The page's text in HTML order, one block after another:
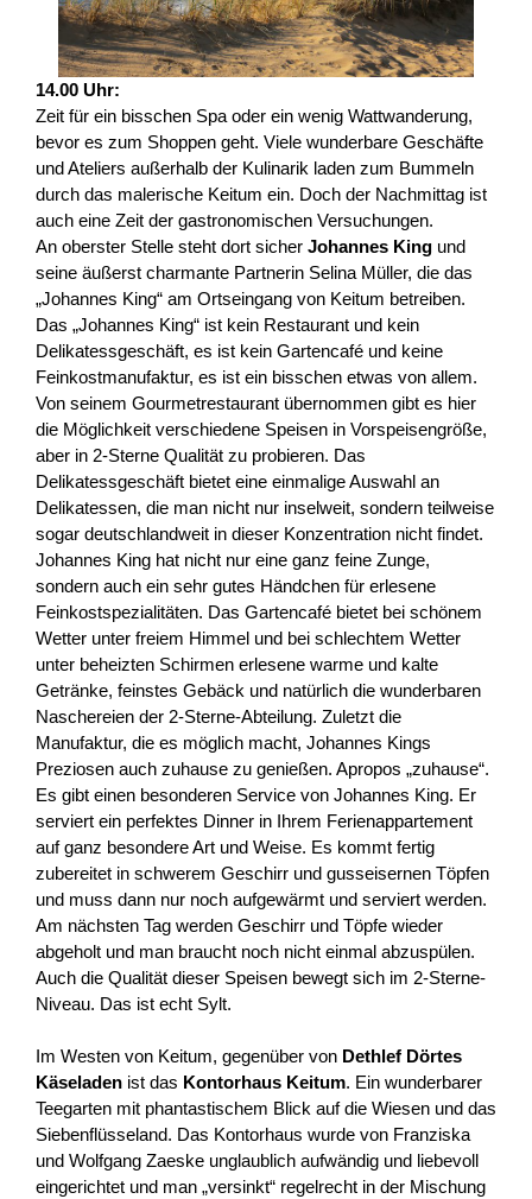
14.00 Uhr:
Zeit für ein bisschen Spa oder ein wenig Wattwanderung,
bevor es zum Shoppen geht. Viele wunderbare Geschäfte
und Ateliers außerhalb der Kulinarik laden zum Bummeln
durch das malerische Keitum ein. Doch der Nachmittag ist
auch eine Zeit der gastronomischen Versuchungen.
An oberster Stelle steht dort sicher Johannes King und
seine äußerst charmante Partnerin Selina Müller, die das
„Johannes King“ am Ortseingang von Keitum betreiben.
Das „Johannes King“ ist kein Restaurant und kein
Delikatessgeschäft, es ist kein Gartencafé und keine
Feinkostmanufaktur, es ist ein bisschen etwas von allem.
Von seinem Gourmetrestaurant übernommen gibt es hier
die Möglichkeit verschiedene Speisen in Vorspeisengröße,
aber in 2-Sterne Qualität zu probieren. Das
Delikatessgeschäft bietet eine einmalige Auswahl an
Delikatessen, die man nicht nur inselweit, sondern teilweise
sogar deutschlandweit in dieser Konzentration nicht findet.
Johannes King hat nicht nur eine ganz feine Zunge,
sondern auch ein sehr gutes Händchen für erlesene
Feinkostspezialitäten. Das Gartencafé bietet bei schönem
Wetter unter freiem Himmel und bei schlechtem Wetter
unter beheizten Schirmen erlesene warme und kalte
Getränke, feinstes Gebäck und natürlich die wunderbaren
Naschereien der 2-Sterne-Abteilung. Zuletzt die
Manufaktur, die es möglich macht, Johannes Kings
Preziosen auch zuhause zu genießen. Apropos „zuhause“.
Es gibt einen besonderen Service von Johannes King. Er
serviert ein perfektes Dinner in Ihrem Ferienappartement
auf ganz besondere Art und Weise. Es kommt fertig
zubereitet in schwerem Geschirr und gusseisernen Töpfen
und muss dann nur noch aufgewärmt und serviert werden.
Am nächsten Tag werden Geschirr und Töpfe wieder
abgeholt und man braucht noch nicht einmal abzuspülen.
Auch die Qualität dieser Speisen bewegt sich im 2-Sterne-
Niveau. Das ist echt Sylt.
Im Westen von Keitum, gegenüber von Dethlef Dörtes
Käseladen ist das Kontorhaus Keitum. Ein wunderbarer
Teegarten mit phantastischem Blick auf die Wiesen und das
Siebenflüsseland. Das Kontorhaus wurde von Franziska
und Wolfgang Zaeske unglaublich aufwändig und liebevoll
eingerichtet und man „versinkt“ regelrecht in der Mischung